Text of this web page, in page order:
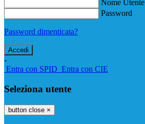
Nome Utente
Password
Password dimenticata?
-
Entra con SPID Entra con CIE
Seleziona utente
button close ×